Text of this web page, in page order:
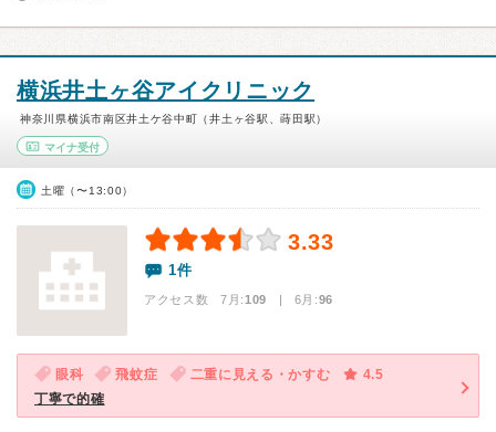
横浜井土ヶ谷アイクリニック
神奈川県横浜市南区井土ケ谷中町（井土ヶ谷駅、蒔田駅）
マイナ受付
土曜（〜13:00）
3.33
1件
アクセス数 7月:109 | 6月:96
眼科 飛蚊症 二重に見える・かすむ
4.5
丁寧で的確